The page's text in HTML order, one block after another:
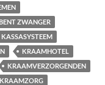
ZWANGER
KASSASYSTEEM
KRAAMHOTEL
KRAAMVERZORGENDEN
KRAAMZORG